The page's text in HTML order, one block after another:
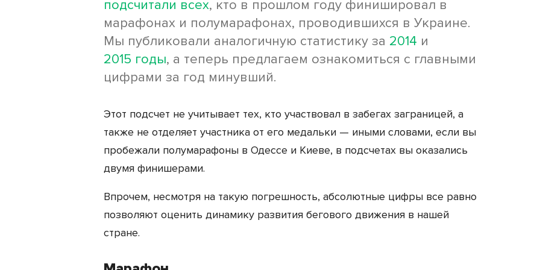
подсчитали всех, кто в прошлом году финишировал в
марафонах и полумарафонах, проводившихся в Украине.
Мы публиковали аналогичную статистику за 2014 и
2015 годы, а теперь предлагаем ознакомиться с главными
цифрами за год минувший.
Этот подсчет не учитывает тех, кто участвовал в забегах заграницей, а
также не отделяет участника от его медальки — иными словами, если вы
пробежали полумарафоны в Одессе и Киеве, в подсчетах вы оказались
двумя финишерами.
Впрочем, несмотря на такую погрешность, абсолютные цифры все равно
позволяют оценить динамику развития бегового движения в нашей
стране.